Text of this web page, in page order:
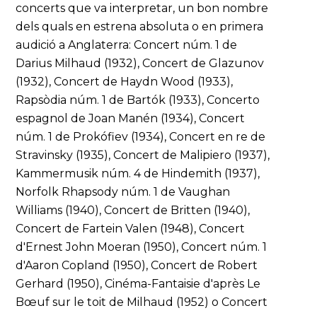
concerts que va interpretar, un bon nombre
dels quals en estrena absoluta o en primera
audició a Anglaterra: Concert núm. 1 de
Darius Milhaud (1932), Concert de Glazunov
(1932), Concert de Haydn Wood (1933),
Rapsòdia núm. 1 de Bartók (1933), Concerto
espagnol de Joan Manén (1934), Concert
núm. 1 de Prokófiev (1934), Concert en re de
Stravinsky (1935), Concert de Malipiero (1937),
Kammermusik núm. 4 de Hindemith (1937),
Norfolk Rhapsody núm. 1 de Vaughan
Williams (1940), Concert de Britten (1940),
Concert de Fartein Valen (1948), Concert
d'Ernest John Moeran (1950), Concert núm. 1
d'Aaron Copland (1950), Concert de Robert
Gerhard (1950), Cinéma-Fantaisie d'après Le
Bœuf sur le toit de Milhaud (1952) o Concert